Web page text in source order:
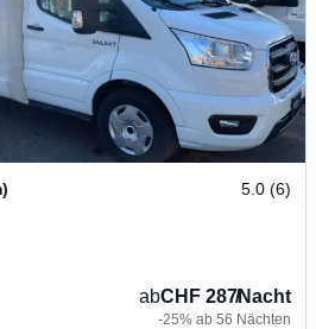
5.0 (6)
abCHF 287/Nacht
-25% ab 56 Nächten